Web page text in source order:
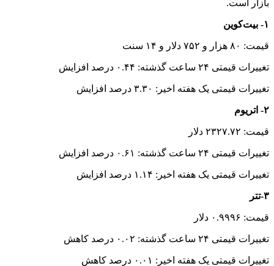
بازار است.
۱- بیت‌کوین
قیمت: ۸۰ هزار و ۷۵۲ دلار و ۱۴ سنت
تغییرات قیمتی ۲۴ ساعت گذشته: ۰.۴۴ درصد افزایش
تغییرات قیمتی یک هفته اخیر: ۳.۳۰ درصد افزایش
۲- اتریوم
قیمت: ۲۳۲۷.۷۲ دلار
تغییرات قیمتی ۲۴ ساعت گذشته: ۰.۶۱ درصد افزایش
تغییرات قیمتی یک هفته اخیر: ۱.۱۴ درصد افزایش
۳-تتر
قیمت: ۰.۹۹۹۶ دلار
تغییرات قیمتی ۲۴ ساعت گذشته: ۰.۰۲ درصد کاهش
تغییرات قیمتی یک هفته اخیر: ۰.۰۱ درصد کاهش